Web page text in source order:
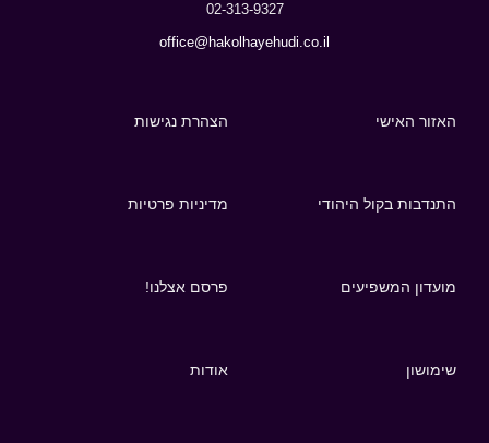
02-313-9327
office@hakolhayehudi.co.il
האזור האישי הצהרת נגישות
התנדבות בקול היהודי מדיניות פרטיות
מועדון המשפיעים פרסם אצלנו!
שימושון אודות